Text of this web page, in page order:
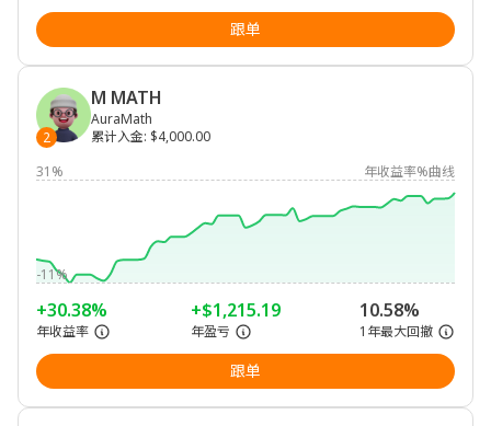
跟单
2
M MATH
AuraMath
累计入金: $4,000.00
31%
年收益率%曲线
-11%
+30.38%
年收益率
+$1,215.19
年盈亏
10.58%
1年最大回撤
跟单